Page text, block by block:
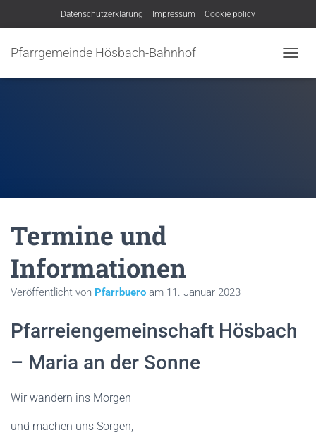
Datenschutzerklärung Impressum Cookie policy
Pfarrgemeinde Hösbach-Bahnhof
A
U
Termine und
Informationen
Veröffentlicht von Pfarrbuero am 11. Januar 2023
Pfarreiengemeinschaft Hösbach
– Maria an der Sonne
Wir wandern ins Morgen
und machen uns Sorgen,